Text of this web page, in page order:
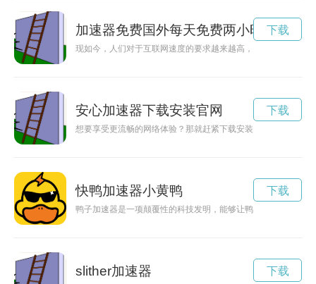
加速器免费国外每天免费两小时
现如今，人们对于互联网速度的要求越来越高，加速器的出现
下载
安心加速器下载安装官网
想要享受更流畅的网络体验？那就赶紧下载安装安心加速器吧
下载
快鸭加速器小黄鸭
鸭子加速器是一项颠覆性的科技发明，能够让鸭子在水上更快
下载
slither加速器 下载